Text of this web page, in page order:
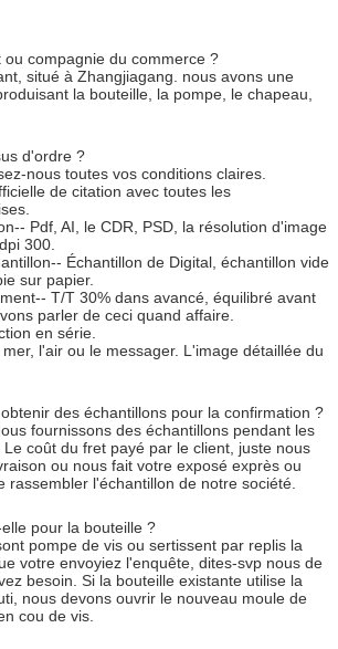
ou compagnie du commerce ?
situé à Zhangjiagang. nous avons une
la bouteille, la pompe, le chapeau,
d'ordre ?
nous toutes vos conditions claires.
de citation avec toutes les
Pdf, AI, le CDR, PSD, la résolution d'image
300.
Échantillon de Digital, échantillon vide
sur papier.
T/T 30% dans avancé, équilibré avant
parler de ceci quand affaire.
en série.
l'air ou le messager. L'image détaillée du
des échantillons pour la confirmation ?
fournissons des échantillons pendant les
coût du fret payé par le client, juste nous
ou nous fait votre exposé exprès ou
rassembler l'échantillon de notre société.
pour la bouteille ?
pompe de vis ou sertissent par replis la
votre envoyiez l'enquête, dites-svp nous de
besoin. Si la bouteille existante utilise la
nous devons ouvrir le nouveau moule de
cou de vis.